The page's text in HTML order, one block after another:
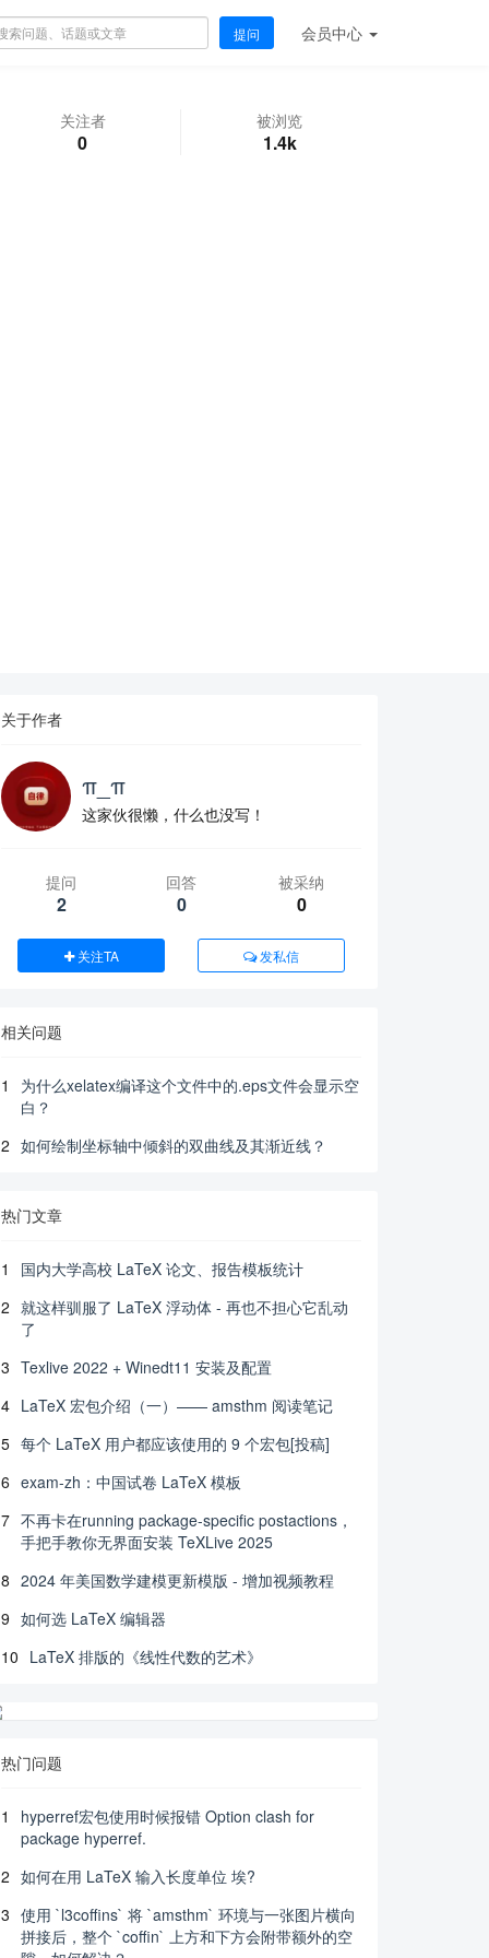
提问 会员中心
关注者
0
被浏览
1.4k
关于作者
π_π
这家伙很懒，什么也没写！
提问
2
回答
0
被采纳
0
关注TA 发私信
相关问题
1
为什么xelatex编译这个文件中的.eps文件会显示空
白？
2 如何绘制坐标轴中倾斜的双曲线及其渐近线？
热门文章
1
国内大学高校 LaTeX 论文、报告模板统计
2 就这样驯服了 LaTeX 浮动体 - 再也不担心它乱动
了
3 Texlive 2022 + Winedt11 安装及配置
4 LaTeX 宏包介绍（一）—— amsthm 阅读笔记
5 每个 LaTeX 用户都应该使用的 9 个宏包[投稿]
6 exam-zh：中国试卷 LaTeX 模板
7 不再卡在running package-specific postactions，
手把手教你无界面安装 TeXLive 2025
8 2024 年美国数学建模更新模版 - 增加视频教程
9 如何选 LaTeX 编辑器
10 LaTeX 排版的《线性代数的艺术》
热门问题
1
hyperref宏包使用时候报错 Option clash for
package hyperref.
2 如何在用 LaTeX 输入长度单位 埃?
3 使用 `l3coffins` 将 `amsthm` 环境与一张图片横向
拼接后，整个 `coffin` 上方和下方会附带额外的空